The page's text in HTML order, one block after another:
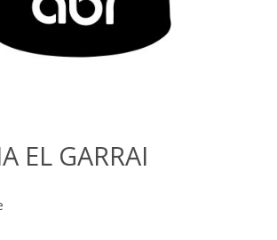
EL GARRAI